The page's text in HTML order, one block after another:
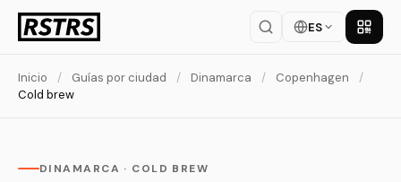
ES
Inicio / Guías por ciudad / Dinamarca / Copenhagen
/
Cold brew
DINAMARCA · COLD BREW